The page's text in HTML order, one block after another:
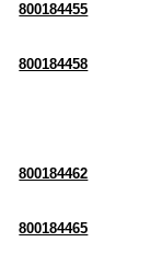
800184455
800184458
800184462
800184465